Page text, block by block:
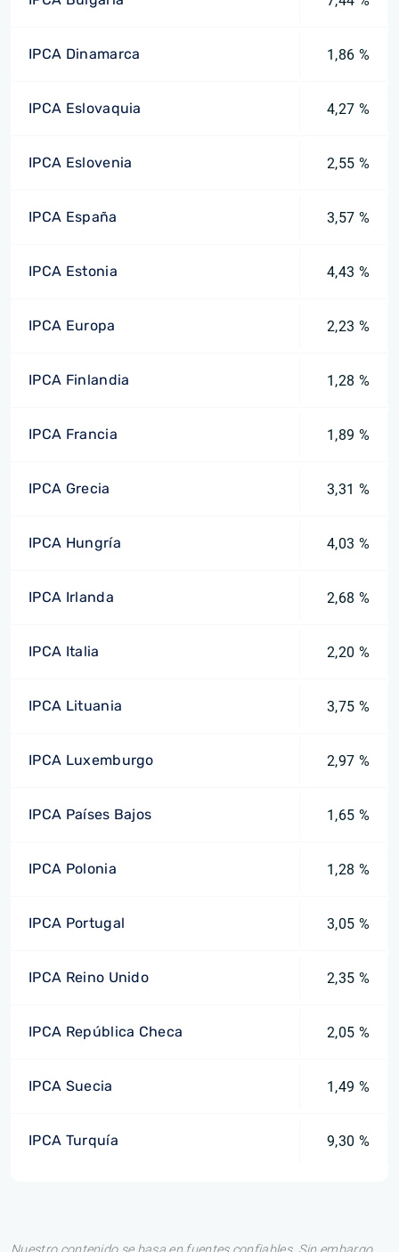
IPCA Dinamarca 1,86 %
IPCA Eslovaquia 4,27 %
IPCA Eslovenia 2,55 %
IPCA España 3,57 %
IPCA Estonia 4,43 %
IPCA Europa 2,23 %
IPCA Finlandia 1,28 %
IPCA Francia 1,89 %
IPCA Grecia 3,31 %
IPCA Hungría 4,03 %
IPCA Irlanda 2,68 %
IPCA Italia 2,20 %
IPCA Lituania 3,75 %
IPCA Luxemburgo 2,97 %
IPCA Países Bajos 1,65 %
IPCA Polonia 1,28 %
IPCA Portugal 3,05 %
IPCA Reino Unido 2,35 %
IPCA República Checa 2,05 %
IPCA Suecia 1,49 %
IPCA Turquía 9,30 %